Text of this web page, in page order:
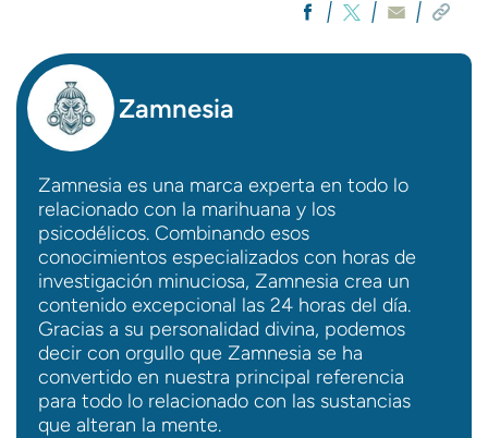
Zamnesia
Zamnesia es una marca experta en todo lo
relacionado con la marihuana y los
psicodélicos. Combinando esos
conocimientos especializados con horas de
investigación minuciosa, Zamnesia crea un
contenido excepcional las 24 horas del día.
Gracias a su personalidad divina, podemos
decir con orgullo que Zamnesia se ha
convertido en nuestra principal referencia
para todo lo relacionado con las sustancias
que alteran la mente.